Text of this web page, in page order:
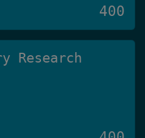
400
Research